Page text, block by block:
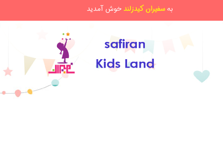
بهسفیران کیدزلندخوش آمدید